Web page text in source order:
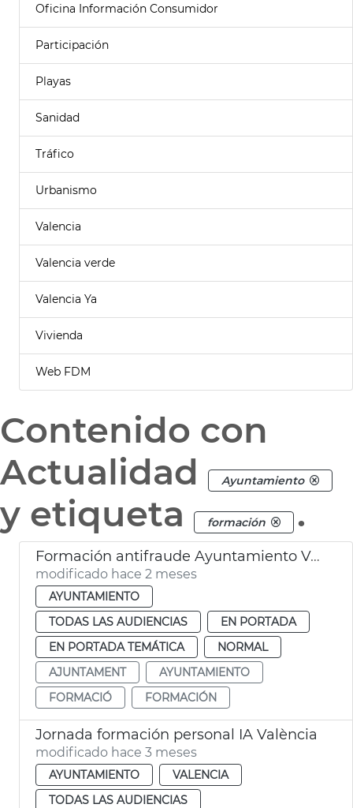
Oficina Información Consumidor
Participación
Playas
Sanidad
Tráfico
Urbanismo
Valencia
Valencia verde
Valencia Ya
Vivienda
Web FDM
Contenido con
Actualidad
Ayuntamiento
y etiqueta formación .
Formación antifraude Ayuntamiento València
modificado hace 2 meses
AYUNTAMIENTO
TODAS LAS AUDIENCIAS
EN PORTADA
EN PORTADA TEMÁTICA
NORMAL
AJUNTAMENT
AYUNTAMIENTO
FORMACIÓ
FORMACIÓN
Jornada formación personal IA València
modificado hace 3 meses
AYUNTAMIENTO
VALENCIA
TODAS LAS AUDIENCIAS